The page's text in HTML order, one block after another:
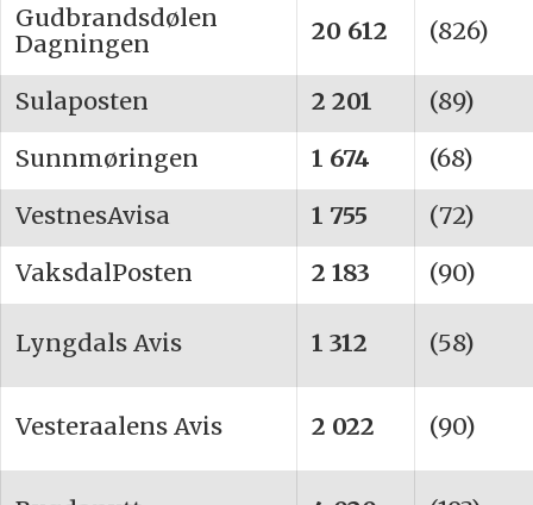
Gudbrandsdølen
Dagningen
20 612 (826)
Sulaposten 2 201
(89)
Sunnmøringen
1 674
(68)
VestnesAvisa
1 755
(72)
VaksdalPosten
2 183 (90)
Lyngdals Avis 1 312 (58)
Vesteraalens Avis 2 022 (90)